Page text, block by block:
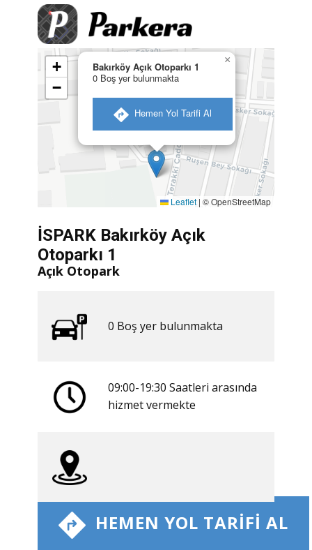
Bakırköy Açık Otoparkı 1
0 Boş yer bulunmakta
​ Hemen Yol Tarifi Al
×
+
−
Leaflet | © OpenStreetMap
​ HEMEN YOL TARIFI AL
İSPARK Bakırköy Açık
Otoparkı 1
Açık Otopark
0 ​​Boş yer bulunmakta
09:00-19:30 Saatleri arasında
​hizmet vermekte